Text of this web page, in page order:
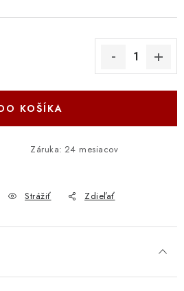
Napíšte nám
KOŠÍKA
Záruka: 24 mesiacov
Strážiť Zdieľať